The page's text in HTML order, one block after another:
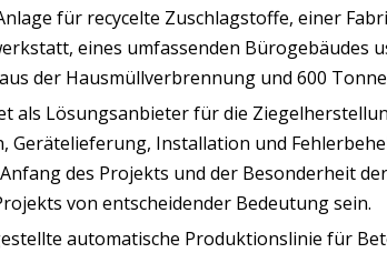
für recycelte Zuschlagstoffe, einer
eines umfassenden Bürogebäudes
der Hausmüllverbrennung und 600
als Lösungsanbieter für die
Gerätelieferung, Installation und
des Projekts und der Besonderheit
von entscheidender Bedeutung sein.
automatische Produktionslinie für